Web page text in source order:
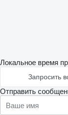
Локальное время
Запросить
Отправить